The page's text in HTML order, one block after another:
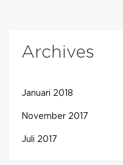
Archives
Januari 2018
November 2017
Juli 2017